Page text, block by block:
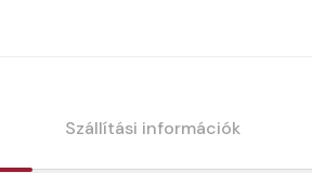
Szállítási információk